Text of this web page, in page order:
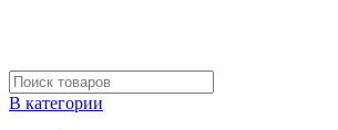
В категории